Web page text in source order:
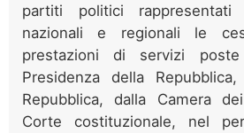
partiti politici rappresentati
nazionali e regionali le
prestazioni di servizi
Presidenza della
Repubblica, dalla Camera
Corte costituzionale, nel